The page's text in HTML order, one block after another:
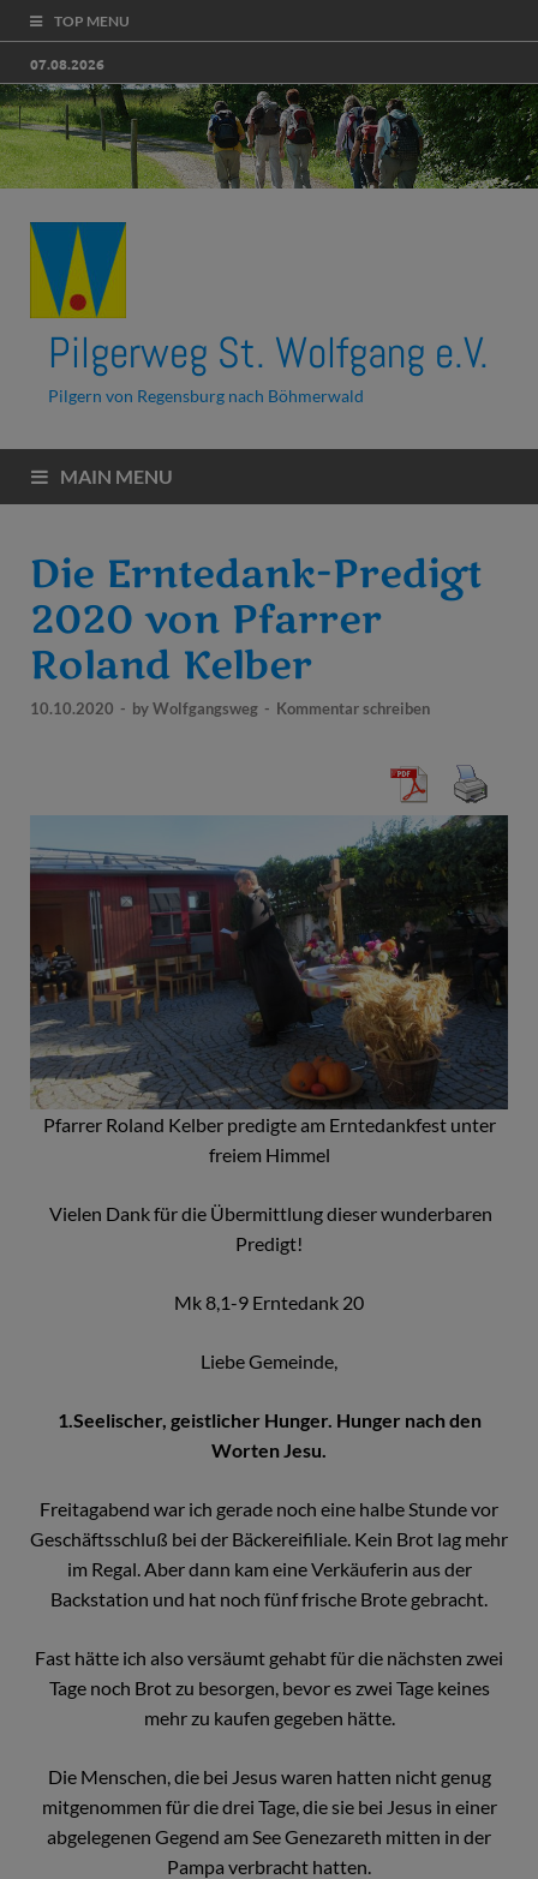
TOP MENU
07.08.2026
Pilgerweg St. Wolfgang e.V.
Pilgern von Regensburg nach Böhmerwald
MAIN MENU
Die Erntedank-Predigt
2020 von Pfarrer
Roland Kelber
10.10.2020 - byWolfgangsweg - Kommentar schreiben
Pfarrer Roland Kelber predigte am Erntedankfest unter
freiem Himmel
Vielen Dank für die Übermittlung dieser wunderbaren
Predigt!
Mk 8,1-9 Erntedank 20
Liebe Gemeinde,
1.Seelischer, geistlicher Hunger. Hunger nach den
Worten Jesu.
Freitagabend war ich gerade noch eine halbe Stunde vor
Geschäftsschluß bei der Bäckereifiliale. Kein Brot lag mehr
im Regal. Aber dann kam eine Verkäuferin aus der
Backstation und hat noch fünf frische Brote gebracht.
Fast hätte ich also versäumt gehabt für die nächsten zwei
Tage noch Brot zu besorgen, bevor es zwei Tage keines
mehr zu kaufen gegeben hätte.
Die Menschen, die bei Jesus waren hatten nicht genug
mitgenommen für die drei Tage, die sie bei Jesus in einer
abgelegenen Gegend am See Genezareth mitten in der
Pampa verbracht hatten.